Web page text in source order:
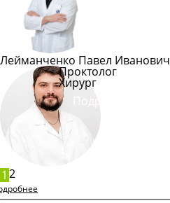
Лейманченко Павел Иванович
Проктолог
Хирург
1 2